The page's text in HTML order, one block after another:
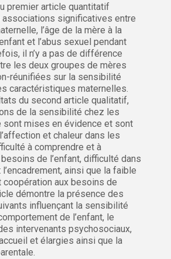
premier article quantitatif
significatives entre
l’âge de la mère à la
et l’abus sexuel pendant
il n’y a pas de différence
les deux groupes de mères
réunifiées sur la sensibilité
caractéristiques maternelles.
du second article qualitatif,
de la sensibilité chez les
sont mises en évidence et sont
et chaleur dans les
à comprendre et à
de l’enfant, difficulté dans
l’encadrement, ainsi que la faible
aux besoins de
démontre la présence des
influençant la sensibilité
de l’enfant, le
intervenants psychosociaux,
et élargies ainsi que la